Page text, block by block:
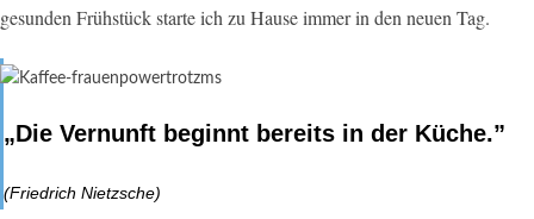
gesunden Frühstück starte ich zu Hause immer in den neuen Tag.
„Die Vernunft beginnt bereits in der Küche.”
(Friedrich Nietzsche)